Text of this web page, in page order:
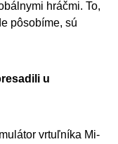
hráčmi. To,
pôsobíme, sú
u
vrtuľníka Mi-